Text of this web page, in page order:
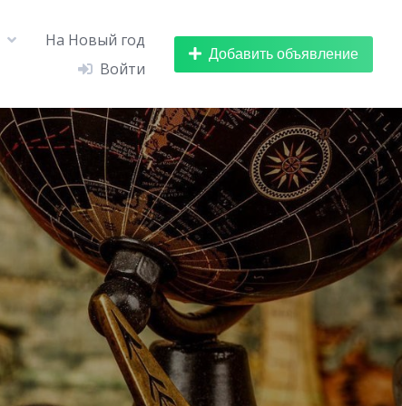
На Новый год
Войти
Добавить объявление